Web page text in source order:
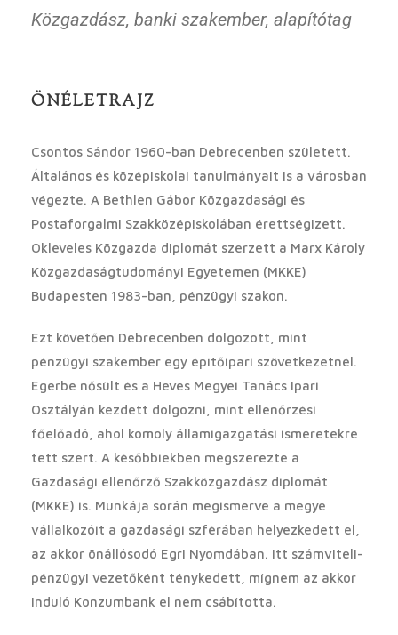
Közgazdász, banki szakember, alapítótag
ÖNÉLETRAJZ
Csontos Sándor 1960-ban Debrecenben született.
Általános és középiskolai tanulmányait is a városban
végezte. A Bethlen Gábor Közgazdasági és
Postaforgalmi Szakközépiskolában érettségizett.
Okleveles Közgazda diplomát szerzett a Marx Károly
Közgazdaságtudományi Egyetemen (MKKE)
Budapesten 1983-ban, pénzügyi szakon.
Ezt követően Debrecenben dolgozott, mint
pénzügyi szakember egy építőipari szövetkezetnél.
Egerbe nősült és a Heves Megyei Tanács Ipari
Osztályán kezdett dolgozni, mint ellenőrzési
főelőadó, ahol komoly államigazgatási ismeretekre
tett szert. A későbbiekben megszerezte a
Gazdasági ellenőrző Szakközgazdász diplomát
(MKKE) is. Munkája során megismerve a megye
vállalkozóit a gazdasági szférában helyezkedett el,
az akkor önállósodó Egri Nyomdában. Itt számviteli-
pénzügyi vezetőként ténykedett, mígnem az akkor
induló Konzumbank el nem csábította.